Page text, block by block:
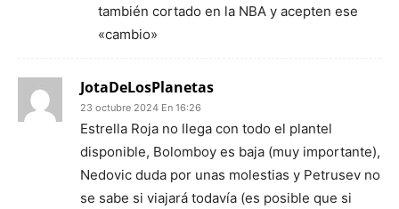
también cortado en la NBA y acepten ese
«cambio»
JotaDeLosPlanetas
23 octubre 2024 En 16:26
Estrella Roja no llega con todo el plantel
disponible, Bolomboy es baja (muy importante),
Nedovic duda por unas molestias y Petrusev no
se sabe si viajará todavía (es posible que si